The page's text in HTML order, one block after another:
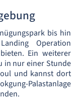
bis hin
Operation
Ein weiterer
in nur einer Stunde
und kannst dort
Palastanlage